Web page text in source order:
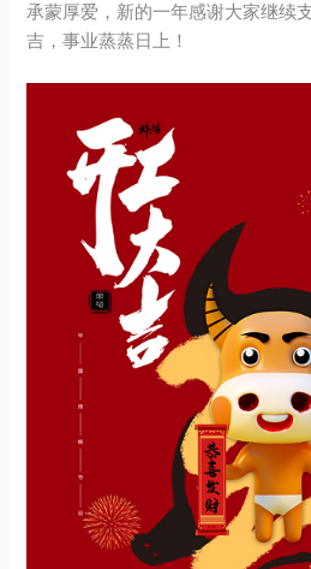
承蒙厚爱，新的一年感谢大家继续
吉，事业蒸蒸日上！